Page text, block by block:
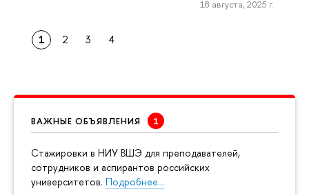
ВАЖНЫЕ ОБЪЯВЛЕНИЯ
Cтажировки в НИУ ВШЭ для преподавателей,
сотрудников и аспирантов российских
университетов. Подробнее…
18 августа, 2025 г.
1 2 3 4